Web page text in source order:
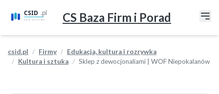
CS Baza Firm i Porad
csid.pl Firmy
Edukacja, kultura i rozrywka
Kultura i sztuka
Sklep z dewocjonaliami | WOF Niepokalanów